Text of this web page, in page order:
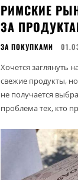
РИМСКИЕ
ЗА
ЗА ПОКУПКАМИ
Хочется заглянуть
свежие продукты,
не получается
проблема тех, кто